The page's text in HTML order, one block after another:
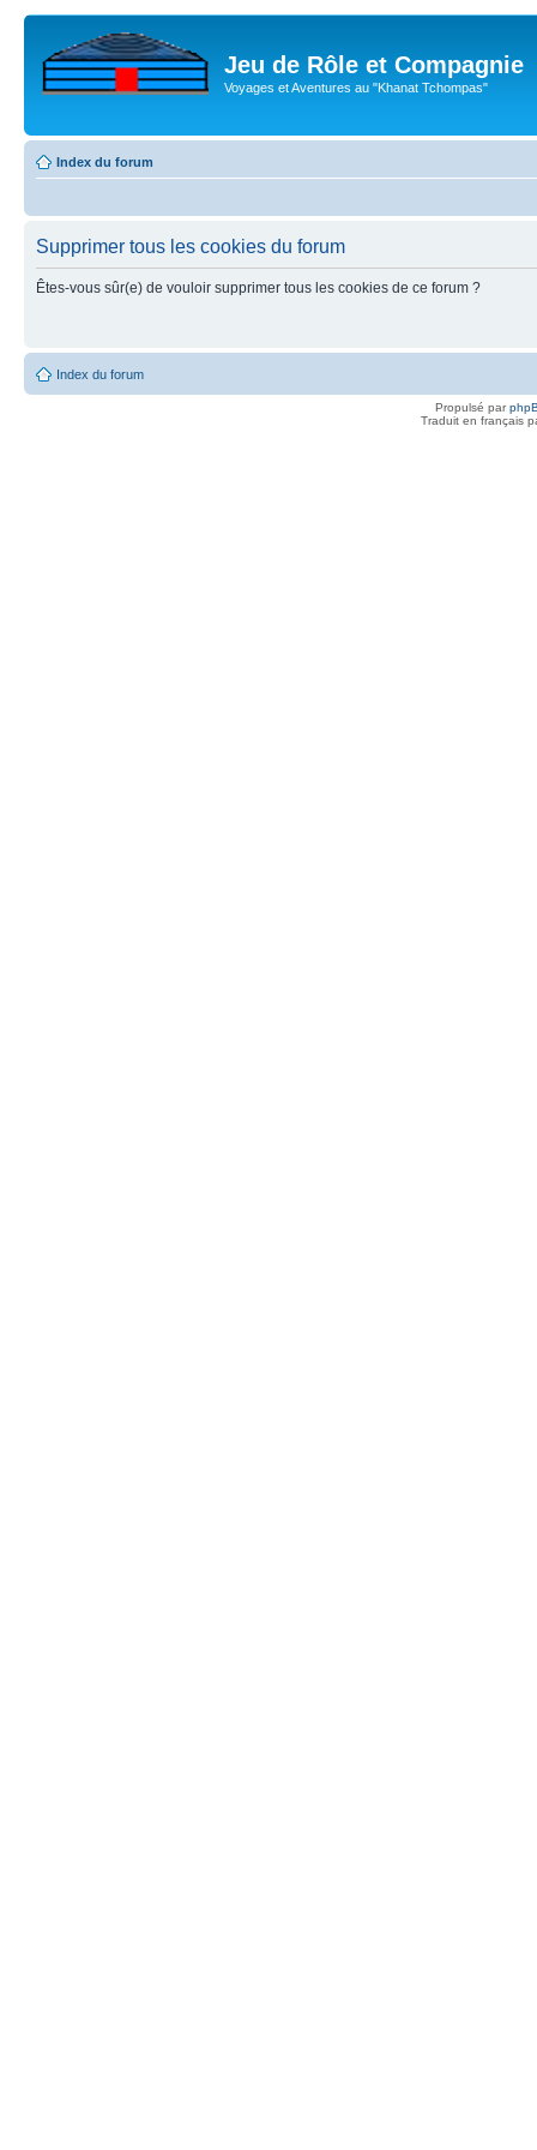
Jeu de Rôle et Compagnie
Voyages et Aventures au "Khanat Tchompas"
Index du forum
Supprimer tous les cookies du forum
Êtes-vous sûr(e) de vouloir supprimer tous les cookies de ce forum ?
Index du forum
Propulsé par
Traduit en français